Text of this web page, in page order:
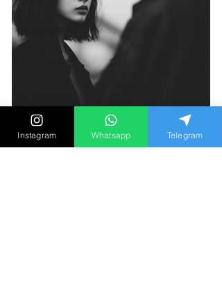
「如果同時愛上兩個人，請選
Instagram Whatsapp Telegram